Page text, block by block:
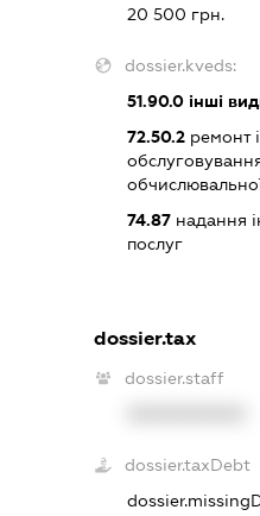
20 500 грн.
dossier.kveds:
51.90.0інші
72.50.2ремонт
74.87надання
послуг
dossier.tax
dossier.staff
dossier.taxDebt